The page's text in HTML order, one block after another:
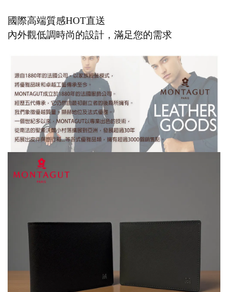
國際高端質感HOT直送
內外觀低調時尚的設計，滿足您的需求